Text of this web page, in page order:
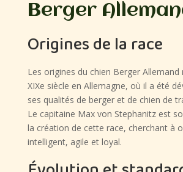
Berger
Origines de la race
Les origines du chien Berger
XIXe siècle en Allemagne, où il a été
ses qualités de berger et de chien de
Le capitaine Max von Stephanitz est
la création de cette race, cherchant à
intelligent, agile et loyal.